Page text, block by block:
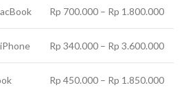
Rp 700.000 – Rp 1.800.000
Rp 340.000 – Rp 3.600.000
Rp 450.000 – Rp 1.850.000